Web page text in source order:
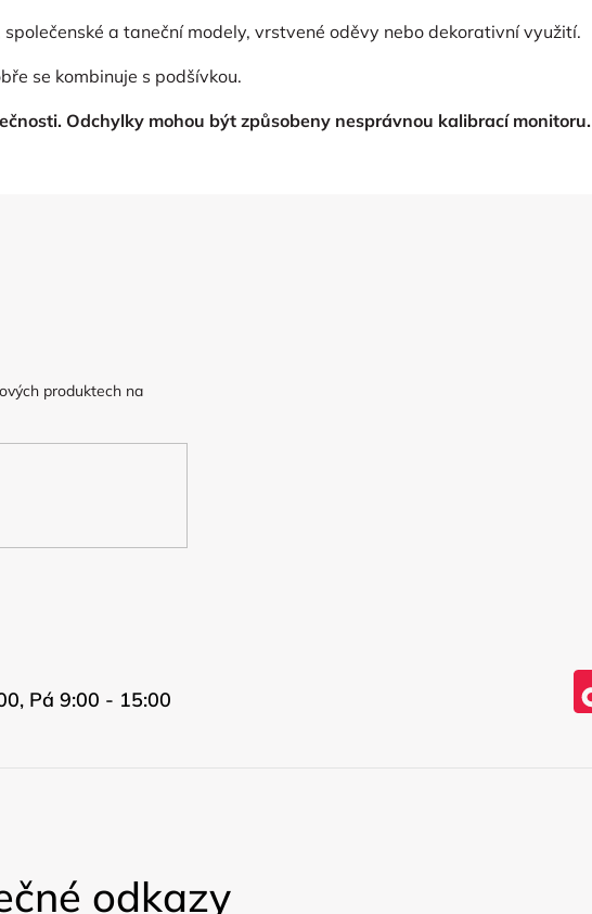
a taneční modely, vrstvené oděvy nebo dekorativní využití.
se kombinuje s podšívkou.
Odchylky mohou být způsobeny nesprávnou kalibrací monitoru.
produktech na
Pá 9:00 - 15:00
odkazy